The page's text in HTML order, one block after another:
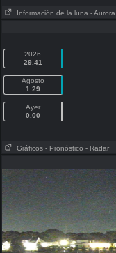
Información de la luna - Aurora
2026
29.41
Agosto
1.29
Ayer
0.00
Gráficos - Pronóstico - Radar